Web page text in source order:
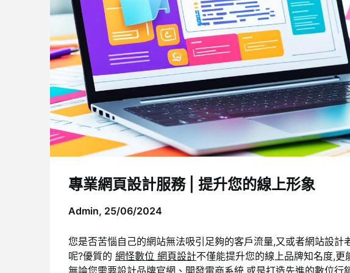
專業網頁設計服務 | 提升您的線上形象
Admin, 25/06/2024
您是否苦惱自己的網站無法吸引足夠的客戶流量,又或者網站設計
呢?優質的 網怪數位 網頁設計不僅能提升您的線上品牌知名度,更
無論您需要設計品牌官網、開發電商系統,或是打造先進的數位行